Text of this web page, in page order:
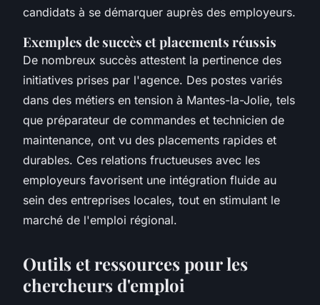
candidats à se démarquer auprès des employeurs.
Exemples de succès et placements réussis
De nombreux succès attestent la pertinence des
initiatives prises par l'agence. Des postes variés
dans des métiers en tension à Mantes-la-Jolie, tels
que préparateur de commandes et technicien de
maintenance, ont vu des placements rapides et
durables. Ces relations fructueuses avec les
employeurs favorisent une intégration fluide au
sein des entreprises locales, tout en stimulant le
marché de l'emploi régional.
Outils et ressources pour les
chercheurs d'emploi